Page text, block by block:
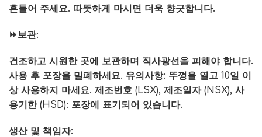
흔들어 주세요. 따뜻하게 마시면 더욱 향긋합니다.
⏩보관:
건조하고 시원한 곳에 보관하며 직사광선을 피해야 합니다.
사용 후 포장을 밀폐하세요. 유의사항: 뚜껑을 열고 10일 이
상 사용하지 마세요. 제조번호 (LSX), 제조일자 (NSX), 사
용기한 (HSD): 포장에 표기되어 있습니다.
생산 및 책임자: